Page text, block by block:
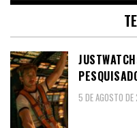
5 DE AGOSTO